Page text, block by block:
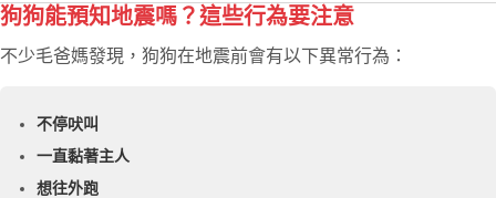
狗狗能預知地震嗎？這些行為要注意
不少毛爸媽發現，狗狗在地震前會有以下異常行為：
不停吠叫
一直黏著主人
想往外跑